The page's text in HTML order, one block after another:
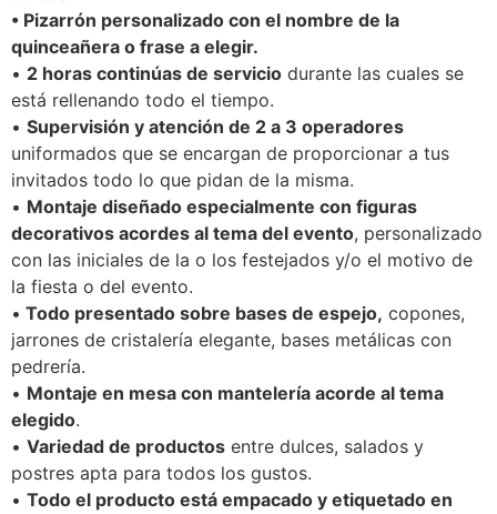
• Pizarrón personalizado con el nombre de la
quinceañera o frase a elegir.
• 2 horas continúas de servicio durante las cuales se
está rellenando todo el tiempo.
• Supervisión y atención de 2 a 3 operadores
uniformados que se encargan de proporcionar a tus
invitados todo lo que pidan de la misma.
• Montaje diseñado especialmente con figuras
decorativos acordes al tema del evento, personalizado
con las iniciales de la o los festejados y/o el motivo de
la fiesta o del evento.
• Todo presentado sobre bases de espejo, copones,
jarrones de cristalería elegante, bases metálicas con
pedrería.
• Montaje en mesa con mantelería acorde al tema
elegido.
• Variedad de productos entre dulces, salados y
postres apta para todos los gustos.
• Todo el producto está empacado y etiquetado en